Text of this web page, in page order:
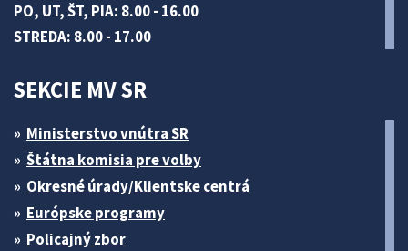
PO, UT, ŠT, PIA: 8.00 - 16.00
STREDA: 8.00 - 17.00
SEKCIE MV SR
Ministerstvo vnútra SR
Štátna komisia pre volby
Okresné úrady/Klientske centrá
Európske programy
Policajný zbor